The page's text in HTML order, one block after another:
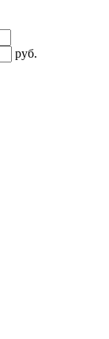
руб.